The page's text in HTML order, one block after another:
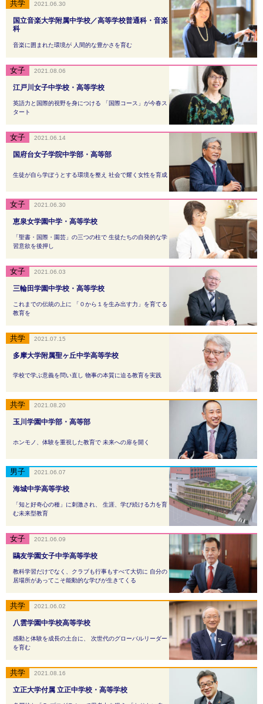
国立音楽大学附属中学校／高等学校普通科・音楽
科
音楽に囲まれた環境が 人間的な豊かさを育む
2021.06.30
江戸川女子中学校・高等学校
英語力と国際的視野を身につける 「国際コース」が今春ス
タート
2021.08.06
国府台女子学院中学部・高等部
生徒が自ら学ぼうとする環境を整え 社会で耀く女性を育成
2021.06.14
恵泉女学園中学・高等学校
「聖書・国際・園芸」の三つの柱で 生徒たちの自発的な学
習意欲を後押し
2021.06.30
三輪田学園中学校・高等学校
これまでの伝統の上に 「０から１を生み出す力」を育てる
教育を
2021.06.03
多摩大学附属聖ヶ丘中学高等学校
学校で学ぶ意義を問い直し 物事の本質に迫る教育を実践
2021.07.15
玉川学園中学部・高等部
ホンモノ、体験を重視した教育で 未来への扉を開く
2021.08.20
海城中学高等学校
「知と好奇心の種」に刺激され、 生涯、学び続ける力を育
む未来型教育
2021.06.07
鷗友学園女子中学高等学校
教科学習だけでなく、クラブも行事もすべて大切に 自分の
居場所があってこそ能動的な学びが生きてくる
2021.06.09
八雲学園中学校高等学校
感動と体験を成長の土台に、 次世代のグローバルリーダー
を育む
2021.06.02
立正大学付属 立正中学校・高等学校
2021.08.16